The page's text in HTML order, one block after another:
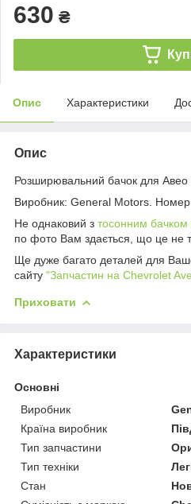
630 ₴
Опис Характеристики
Опис
Розширювальний бачок для Авео
Виробник: General Motors. Номер
Не однаковий з тосонним бачком
по фото Вам здається, що це не
Ще дуже багато деталей для
сайту "Запчастин на Chevrolet
Приховати
Характеристики
Основні
Виробник
Країна виробник
Тип запчастини
Тип техніки
Стан